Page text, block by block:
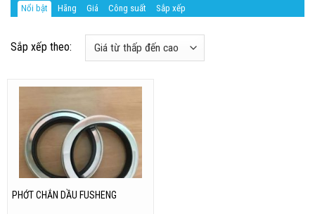
Nổi bật Hãng Giá Công suất Sắp xếp
Sắp xếp theo:
PHỚT CHẮN DẦU FUSHENG